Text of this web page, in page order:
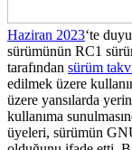
Haziran 2023‘te
sürümünün RC1
tarafından sürüm
edilmek üzere
üzere yansılarda
kullanıma
üyeleri, sürümün